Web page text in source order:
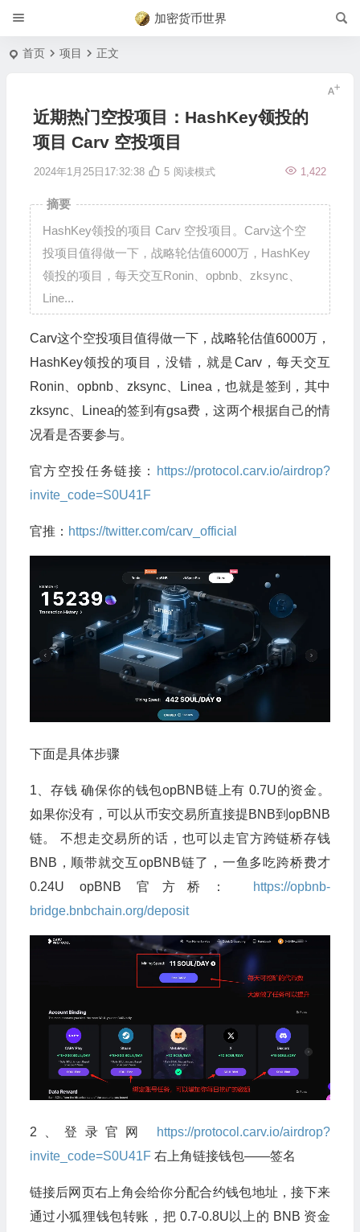
加密货币世界
首页 项目 正文
近期热门空投项目：HashKey领投的
项目 Carv 空投项目
2024年1月25日17:32:38 1,422
5 阅读模式
摘要
HashKey领投的项目 Carv 空投项目。Carv这个空
投项目值得做一下，战略轮估值6000万，HashKey
领投的项目，每天交互Ronin、opbnb、zksync、
Line...
Carv这个空投项目值得做一下，战略轮估值6000万，
HashKey领投的项目，没错，就是Carv，每天交互
Ronin、opbnb、zksync、Linea，也就是签到，其中
zksync、Linea的签到有gsa费，这两个根据自己的情
况看是否要参与。
官方空投任务链接：
https://protocol.carv.io/airdrop?
invite_code=S0U41F
官推： https://twitter.com/carv_official
下面是具体步骤
1、存钱 确保你的钱包opBNB链上有 0.7U的资金。
如果你没有，可以从币安交易所直接提BNB到opBNB
链。 不想走交易所的话，也可以走官方跨链桥存钱
BNB，顺带就交互opBNB链了，一鱼多吃跨桥费才
0.24U opBNB 官方桥：
https://opbnb-
bridge.bnbchain.org/deposit
2、登录官网
https://protocol.carv.io/airdrop?
invite_code=S0U41F右上角链接钱包——签名
链接后网页右上角会给你分配合约钱包地址，接下来
通过小狐狸钱包转账，把 0.7-0.8U以上的 BNB 资金